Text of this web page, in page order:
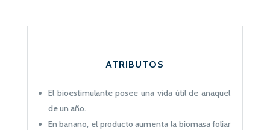
ATRIBUTOS
El bioestimulante posee una vida útil de anaquel
de un año.
En banano, el producto aumenta la biomasa foliar